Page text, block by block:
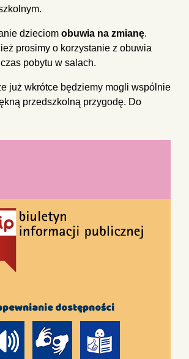
dzieciom obuwia na zmianę.
prosimy o korzystanie z obuwia
pobytu w salach.
już wkrótce będziemy mogli wspólnie
przedszkolną przygodę. Do
dostępności